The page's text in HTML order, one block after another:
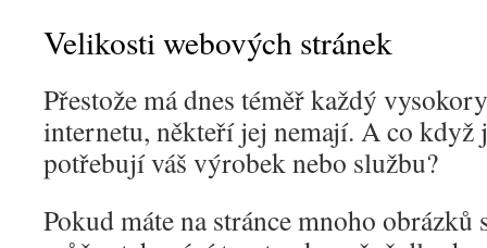
Velikosti webových stránek
Přestože má dnes téměř každý
internetu, někteří jej nemají. A co když
potřebují váš výrobek nebo službu?
Pokud máte na stránce mnoho